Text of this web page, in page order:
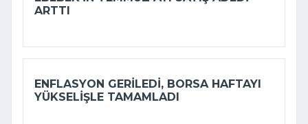
ARTTI
ENFLASYON GERILEDI, BORSA HAFTAYI
YÜKSELIŞLE TAMAMLADI